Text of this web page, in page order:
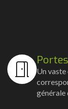
Un
générale